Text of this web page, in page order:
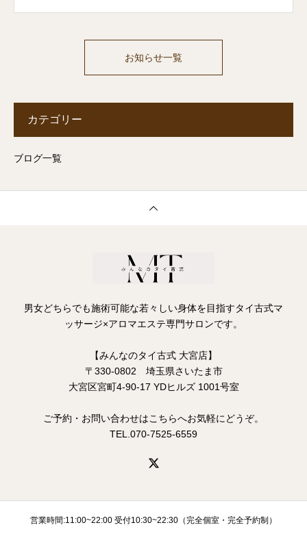
お知らせ一覧
カテゴリー
ブログ一覧
男女どちらでも施術可能な若々しい身体を目指すタイ古式マ
ッサージ×アロマエステ専門サロンです。
【みんなのタイ古式 大宮店】
〒330-0802 埼玉県さいたま市
大宮区宮町4-90-17 YDヒルズ 1001号室
ご予約・お問い合わせはこちらへお気軽にどうぞ。
TEL.070-7525-6559
営業時間:11:00~22:00 受付10:30~22:30（完全個室・完全予約制）